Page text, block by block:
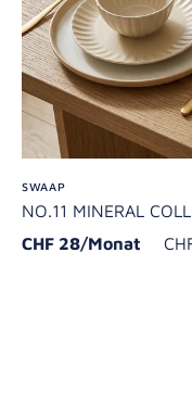
SWAAP
NO.11 MINERAL
CHF 28/Monat